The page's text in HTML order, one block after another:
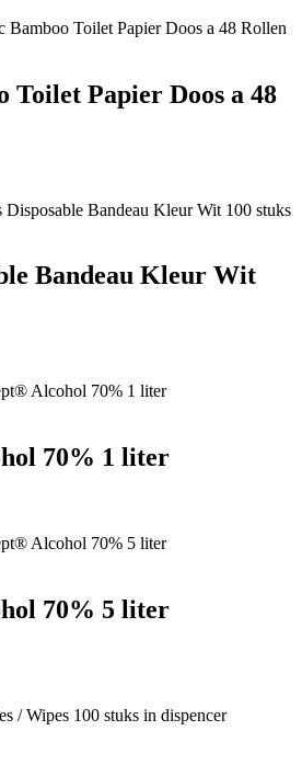
Toilet Papier Doos a 48
Bandeau Kleur Wit
70% 1 liter
70% 5 liter